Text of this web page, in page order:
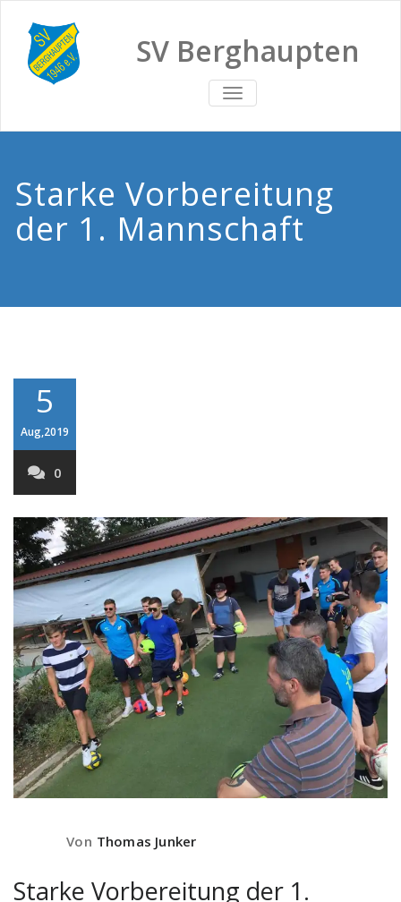
SV Berghaupten
TOGGLE
NAVIGATION
Starke Vorbereitung
der 1. Mannschaft
5
Aug,2019
0
Von Thomas Junker
Starke Vorbereitung der 1.